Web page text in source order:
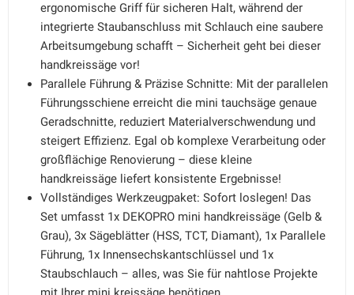
ergonomische Griff für sicheren Halt, während der
integrierte Staubanschluss mit Schlauch eine saubere
Arbeitsumgebung schafft – Sicherheit geht bei dieser
handkreissäge vor!
Parallele Führung & Präzise Schnitte: Mit der parallelen
Führungsschiene erreicht die mini tauchsäge genaue
Geradschnitte, reduziert Materialverschwendung und
steigert Effizienz. Egal ob komplexe Verarbeitung oder
großflächige Renovierung – diese kleine
handkreissäge liefert konsistente Ergebnisse!
Vollständiges Werkzeugpaket: Sofort loslegen! Das
Set umfasst 1x DEKOPRO mini handkreissäge (Gelb &
Grau), 3x Sägeblätter (HSS, TCT, Diamant), 1x Parallele
Führung, 1x Innensechskantschlüssel und 1x
Staubschlauch – alles, was Sie für nahtlose Projekte